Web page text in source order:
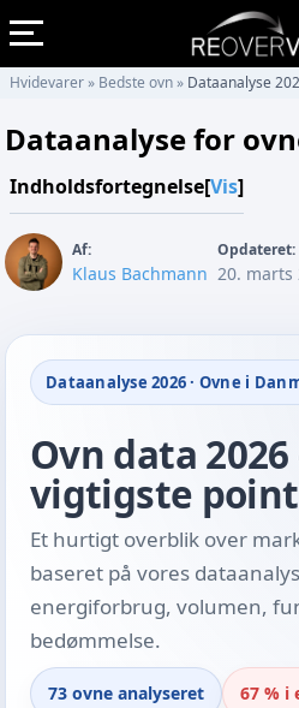
Hvidevarer» Bedste ovn» Dataanalyse
Dataanalyse for
Indholdsfortegnelse[Vis]
Af:
Klaus Bachmann
Opdateret:
20. marts
Dataanalyse 2026 · Ovne i
Ovn data 2026
vigtigste
Et hurtigt overblik over
baseret på vores
energiforbrug, volumen,
bedømmelse.
73 ovne analyseret 67 % i